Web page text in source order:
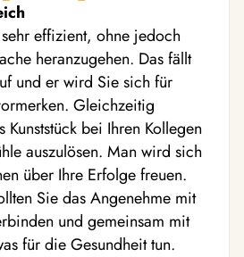
effizient, ohne jedoch
heranzugehen. Das fällt
und er wird Sie sich für
Gleichzeitig
bei Ihren Kollegen
auszulösen. Man wird sich
über Ihre Erfolge freuen.
Sie das Angenehme mit
und gemeinsam mit
für die Gesundheit tun.